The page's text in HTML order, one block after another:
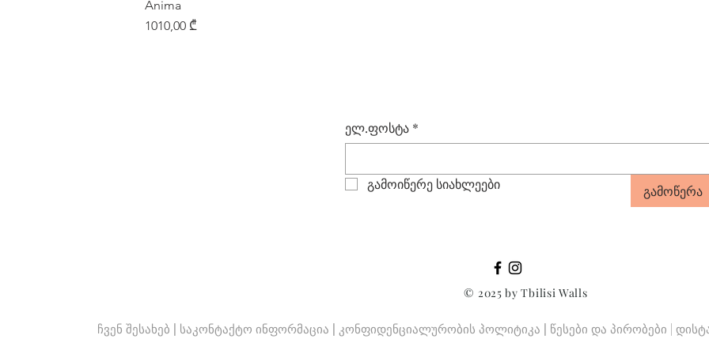
Anima
Price
1010,00 ₾
ელ.ფოსტა *
გამოიწერე სიახლეები გამოწერა
© 2025 by Tbilisi Walls
ჩვენ შესახებ | საკონტაქტო ინფორმაცია | კონფიდენციალურობის პოლიტიკა | წესები და პირობები |